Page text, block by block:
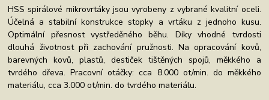
HSS spirálové mikrovrtáky jsou vyrobeny z vybrané kvalitní oceli.
Účelná a stabilní konstrukce stopky a vrtáku z jednoho kusu.
Optimální přesnost vystředěného běhu. Díky vhodné tvrdosti
dlouhá životnost při zachování pružnosti. Na opracování kovů,
barevných kovů, plastů, destiček tištěných spojů, měkkého a
tvrdého dřeva. Pracovní otáčky: cca 8.000 ot/min. do měkkého
materiálu, cca 3.000 ot/min. do tvrdého materiálu.